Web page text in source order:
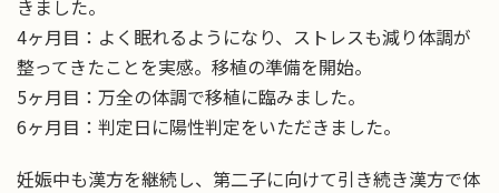
きました。
4ヶ月目：よく眠れるようになり、ストレスも減り体調が
整ってきたことを実感。移植の準備を開始。
5ヶ月目：万全の体調で移植に臨みました。
6ヶ月目：判定日に陽性判定をいただきました。
妊娠中も漢方を継続し、第二子に向けて引き続き漢方で体